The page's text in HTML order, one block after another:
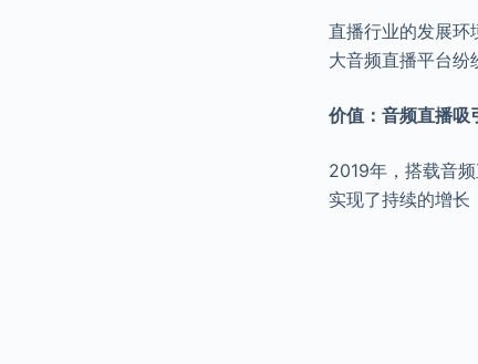
直播行业的发展
大音频直播平台纷
价值：音频直播吸
2019年，搭载音
实现了持续的增长